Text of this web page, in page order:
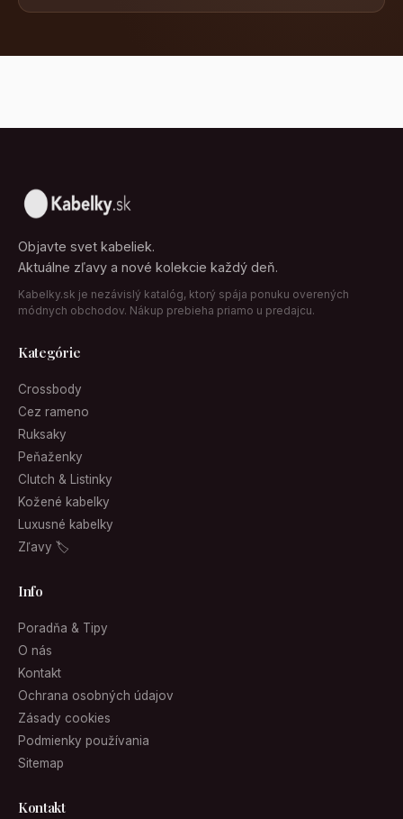
Objavte svet kabeliek.
Aktuálne zľavy a nové kolekcie každý deň.
Kabelky.sk je nezávislý katalóg, ktorý spája ponuku overených
módnych obchodov. Nákup prebieha priamo u predajcu.
Kategórie
Crossbody
Cez rameno
Ruksaky
Peňaženky
Clutch & Listinky
Kožené kabelky
Luxusné kabelky
Zľavy 🏷
Info
Poradňa & Tipy
O nás
Kontakt
Ochrana osobných údajov
Zásady cookies
Podmienky používania
Sitemap
Kontakt